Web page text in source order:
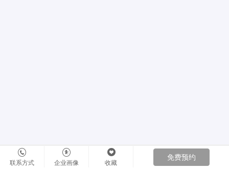
联系方式 企业画像 收藏
免费预约